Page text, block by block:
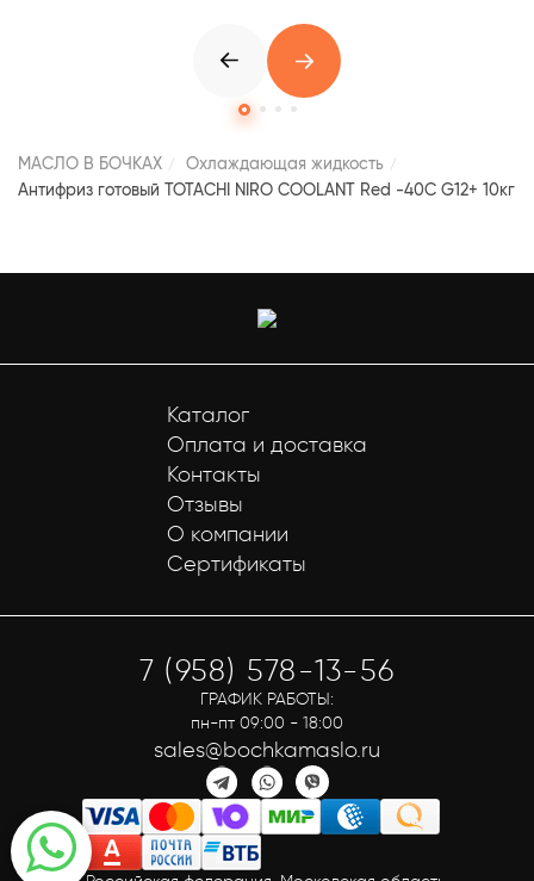
МАСЛО В БОЧКАХ
Охлаждающая жидкость
Антифриз готовый TOTACHI NIRO COOLANT Red -40C G12+ 10кг
Каталог
Оплата и доставка
Контакты
Отзывы
О компании
Сертификаты
7 (958) 578-13-56
ГРАФИК РАБОТЫ:
пн-пт 09:00 - 18:00
sales@bochkamaslo.ru